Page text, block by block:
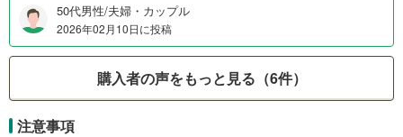
50代男性/夫婦・カップル
2026年02月10日に投稿
購入者の声をもっと見る（6件）
注意事項